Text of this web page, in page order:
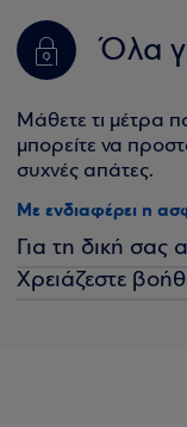
Όλα
Μάθετε τι μέτρα
μπορείτε να
συχνές απάτες.
Με ενδιαφέρει η
Για τη δική σας
Χρειάζεστε